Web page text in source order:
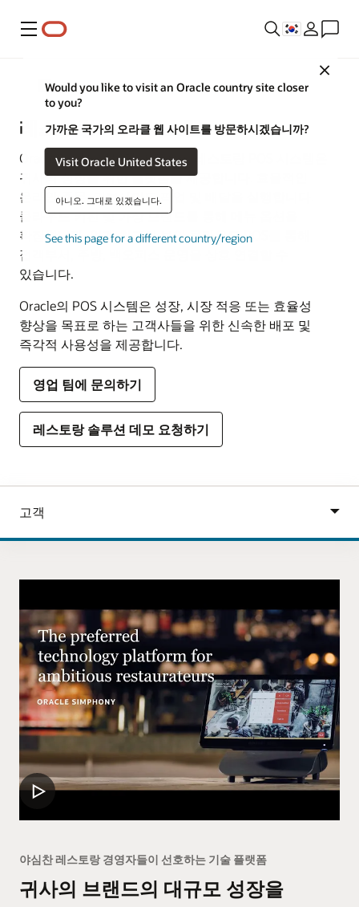
메뉴
Close
Would you like to visit an Oracle country site closer
to you?
가까운 국가의 오라클 웹 사이트를 방문하시겠습니까?
Visit Oracle United States
아니오. 그대로 있겠습니다.
See this page for a different country/region
식음료
레스토랑 POS 시스템
Oracle의 다재다능하고 안전한 레스토랑 POS 시스템은
귀사의 성장을 위한 플랫폼을 제공합니다. 효율적인
온라인 주문, 커브사이드 픽업 및 배달을 실행합니다.
클라우드 키친 및 가상 브랜드를 통해 메뉴 옵션을
확장합니다. 업계 최고의 보안 클라우드 POS를 통해
접객부서, 주방, 백오피스 운영을 상호 연결할 수
있습니다.
Oracle의 POS 시스템은 성장, 시장 적응 또는 효율성
향상을 목표로 하는 고객사들을 위한 신속한 배포 및
즉각적 사용성을 제공합니다.
영업 팀에 문의하기
레스토랑 솔루션 데모 요청하기
야심찬 레스토랑 경영자들이 선호하는 기술 플랫폼
귀사의 브랜드의 대규모 성장을